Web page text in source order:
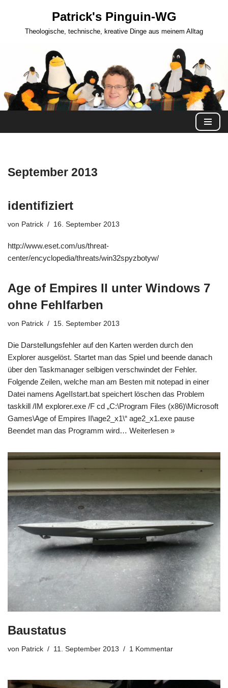
Patrick's Pinguin-WG
Theologische, technische, kreative Dinge aus meinem Alltag
September 2013
identifiziert
von Patrick 16. September 2013
http://www.eset.com/us/threat-
center/encyclopedia/threats/win32spyzbotyw/
Age of Empires II unter Windows 7
ohne Fehlfarben
von Patrick 15. September 2013
Die Darstellungsfehler auf den Karten werden durch den
Explorer ausgelöst. Startet man das Spiel und beende danach
über den Taskmanager selbigen verschwindet der Fehler.
Folgende Zeilen, welche man am Besten mit notepad in einer
Datei namens AgeIIstart.bat speichert löschen das Problem
taskkill /IM explorer.exe /F cd „C:\Program Files (x86)\Microsoft
Games\Age of Empires II\age2_x1\“ age2_x1.exe pause
Beendet man das Programm wird… Weiterlesen »
Baustatus
von Patrick 11. September 2013 1 Kommentar